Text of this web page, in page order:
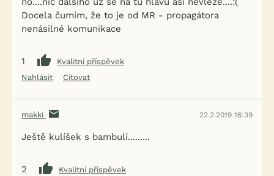
Docela čumím, že to je od MR - propagátora
nenásilné komunikace
1
Kvalitní příspěvek
Nahlásit
Citovat
makki 22.2.2019 16:39
Ještě kulíšek s bambulí.........
2
Kvalitní příspěvek